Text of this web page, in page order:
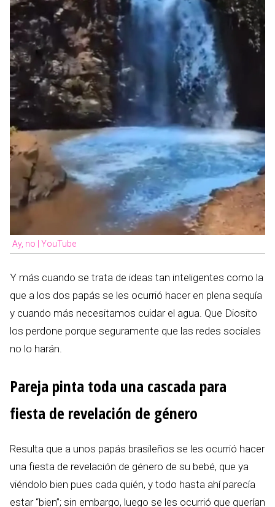
Ay, no | YouTube
Y más cuando se trata de ideas tan inteligentes como la
que a los dos papás se les ocurrió hacer en plena sequía
y cuando más necesitamos cuidar el agua. Que Diosito
los perdone porque seguramente que las redes sociales
no lo harán.
Pareja pinta toda una cascada para
fiesta de revelación de género
Resulta que a unos papás brasileños se les ocurrió hacer
una fiesta de revelación de género de su bebé, que ya
viéndolo bien pues cada quién, y todo hasta ahí parecía
estar “bien”; sin embargo, luego se les ocurrió que querían